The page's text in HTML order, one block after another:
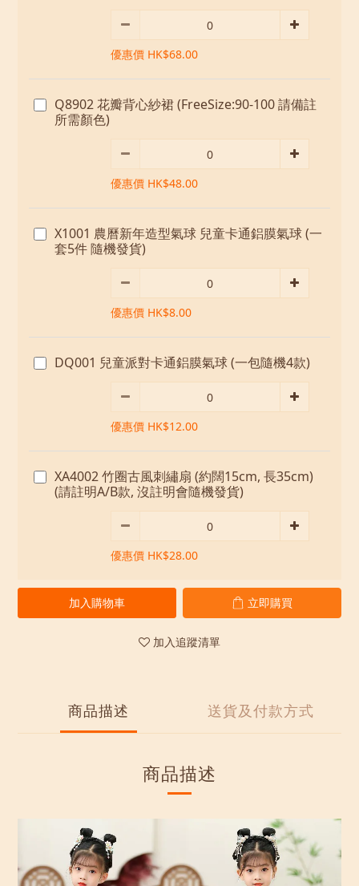
優惠價 HK$68.00
Q8902 花瓣背心紗裙 (FreeSize:90-100 請備註
所需顏色)
優惠價 HK$48.00
X1001 農曆新年造型氣球 兒童卡通鋁膜氣球 (一
套5件 隨機發貨)
優惠價 HK$8.00
DQ001 兒童派對卡通鋁膜氣球 (一包隨機4款)
優惠價 HK$12.00
XA4002 竹圈古風刺繡扇 (約闊15cm, 長35cm)
(請註明A/B款, 沒註明會隨機發貨)
優惠價 HK$28.00
加入購物車 立即購買
加入追蹤清單
商品描述 送貨及付款方式
商品描述